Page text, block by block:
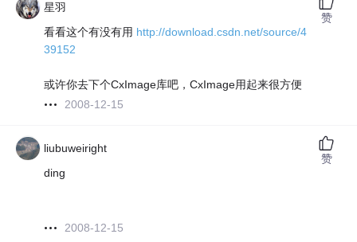
星羽
看看这个有没有用 http://download.csdn.net/source/4
39152
或许你去下个CxImage库吧，CxImage用起来很方便
2008-12-15
赞
liubuweiright
ding
2008-12-15
赞